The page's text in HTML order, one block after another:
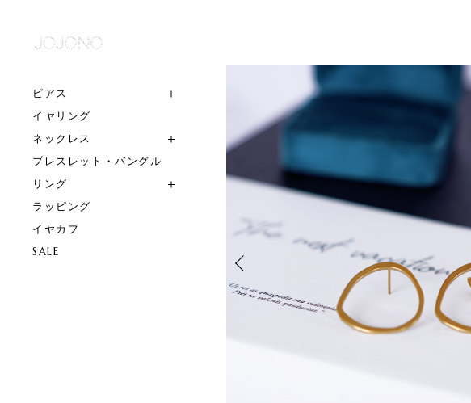
ピアス
イヤリング
ネックレス
ブレスレット・バングル
リング
ラッピング
イヤカフ
SALE